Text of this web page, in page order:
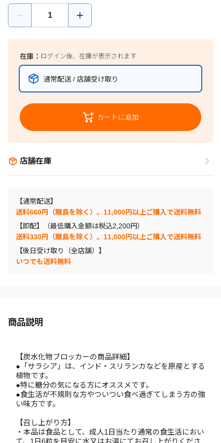
在庫： ログイン後、在庫が表示されます
通常配送 / 店舗受け取り
カートに追加
店舗在庫
【通常配送】
送料660円（離島を除く）。11,000円以上ご購入で送料無料
【即配】（最低購入金額は税込2,200円）
送料330円（離島を除く）。11,000円以上ご購入で送料無料
【後日受け取り（全店舗）】
いつでも送料無料
商品説明
【炭水化物ブロッカーの商品詳細】
●「サラシア」は、インド・スリランカなどを原産とする
植物です。
●特に糖分の気になる方にオススメです。
●食生活が不規則な方やついつい食べ過ぎてしまう方の強
い味方です。
【召し上がり方】
・本品は食品として、成人1日当たり通常の食生活におい
て、1日6粒を目安に水又はお湯にてお召し上がりくださ